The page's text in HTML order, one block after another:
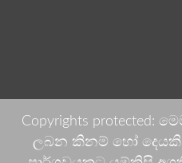
Copyrights protected:
ලබන කිනම් හෝ